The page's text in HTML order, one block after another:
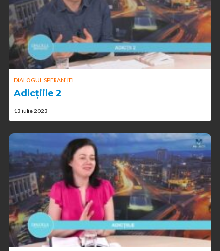
DIALOGUL SPERANȚEI
Adicțiile 2
13 iulie 2023